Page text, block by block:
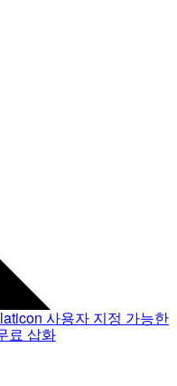
사용자 지정 가능한
료 삽화